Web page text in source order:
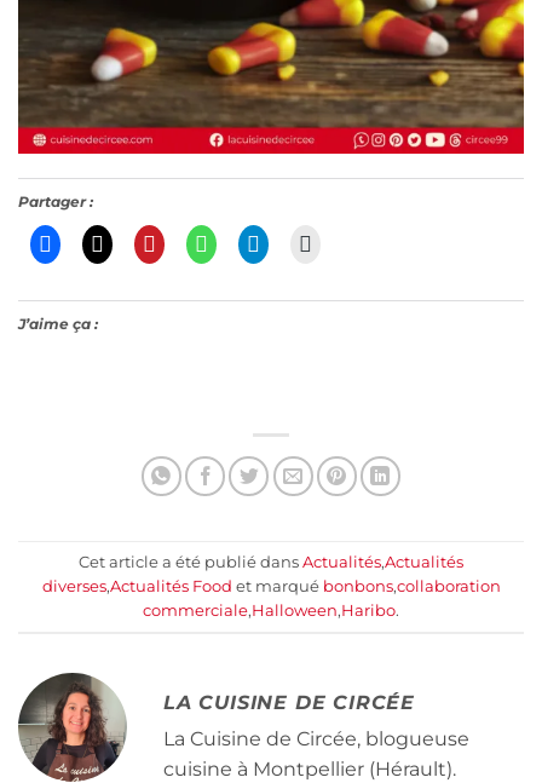
Partager :
J’aime ça :
Cet article a été publié dans Actualités,Actualités
diverses,Actualités Food et marqué bonbons,collaboration
commerciale,Halloween,Haribo.
LA CUISINE DE CIRCÉE
La Cuisine de Circée, blogueuse
cuisine à Montpellier (Hérault).